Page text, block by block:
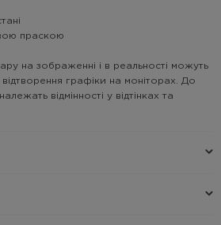
праскою
на зображенні і в реальності можуть
графіки на моніторах. До
відмінності у відтінках та